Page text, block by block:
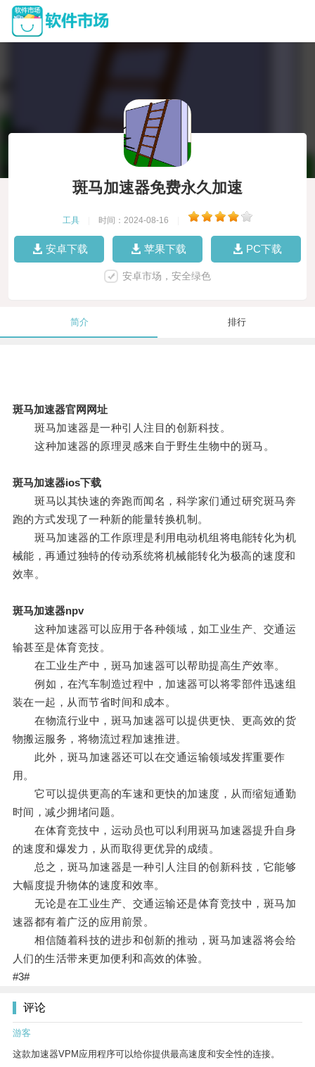
斑马加速器免费永久加速
工具 时间：2024-08-16
安卓下载 苹果下载 PC下载
安卓市场，安全绿色
简介 排行
斑马加速器官网网址
斑马加速器是一种引人注目的创新科技。
这种加速器的原理灵感来自于野生生物中的斑马。
斑马加速器ios下载
斑马以其快速的奔跑而闻名，科学家们通过研究斑马奔
跑的方式发现了一种新的能量转换机制。
斑马加速器的工作原理是利用电动机组将电能转化为机
械能，再通过独特的传动系统将机械能转化为极高的速度和
效率。
斑马加速器npv
这种加速器可以应用于各种领域，如工业生产、交通运
输甚至是体育竞技。
在工业生产中，斑马加速器可以帮助提高生产效率。
例如，在汽车制造过程中，加速器可以将零部件迅速组
装在一起，从而节省时间和成本。
在物流行业中，斑马加速器可以提供更快、更高效的货
物搬运服务，将物流过程加速推进。
此外，斑马加速器还可以在交通运输领域发挥重要作
用。
它可以提供更高的车速和更快的加速度，从而缩短通勤
时间，减少拥堵问题。
在体育竞技中，运动员也可以利用斑马加速器提升自身
的速度和爆发力，从而取得更优异的成绩。
总之，斑马加速器是一种引人注目的创新科技，它能够
大幅度提升物体的速度和效率。
无论是在工业生产、交通运输还是体育竞技中，斑马加
速器都有着广泛的应用前景。
相信随着科技的进步和创新的推动，斑马加速器将会给
人们的生活带来更加便利和高效的体验。
#3#
评论
游客
这款加速器VPM应用程序可以给你提供最高速度和安全性的连接。